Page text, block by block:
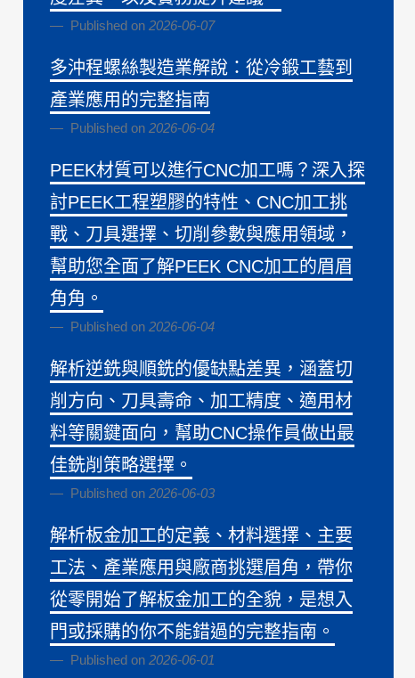
Published on 2026-06-07
多沖程螺絲製造業解說：從冷鍛工藝到
產業應用的完整指南
Published on 2026-06-04
PEEK材質可以進行CNC加工嗎？深入探
討PEEK工程塑膠的特性、CNC加工挑
戰、刀具選擇、切削參數與應用領域，
幫助您全面了解PEEK CNC加工的眉眉
角角。
Published on 2026-06-04
解析逆銑與順銑的優缺點差異，涵蓋切
削方向、刀具壽命、加工精度、適用材
料等關鍵面向，幫助CNC操作員做出最
佳銑削策略選擇。
Published on 2026-06-03
解析板金加工的定義、材料選擇、主要
工法、產業應用與廠商挑選眉角，帶你
從零開始了解板金加工的全貌，是想入
門或採購的你不能錯過的完整指南。
Published on 2026-06-01